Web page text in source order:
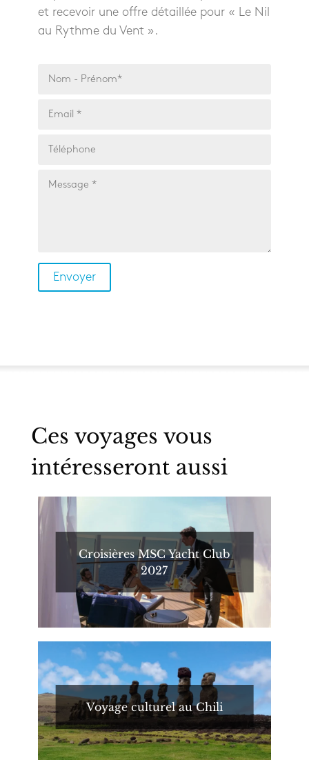
et recevoir une offre détaillée pour « Le Nil
au Rythme du Vent ».
Ces voyages vous
intéresseront aussi
Croisières MSC Yacht Club
2027
Voyage culturel au Chili